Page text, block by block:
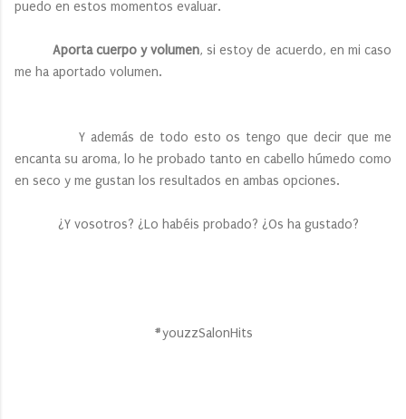
puedo en estos momentos evaluar.
Aporta cuerpo y volumen, si estoy de acuerdo, en mi caso
me ha aportado volumen.
Y además de todo esto os tengo que decir que me
encanta su aroma, lo he probado tanto en cabello húmedo como
en seco y me gustan los resultados en ambas opciones.
¿Y vosotros? ¿Lo habéis probado? ¿Os ha gustado?
#youzzSalonHits